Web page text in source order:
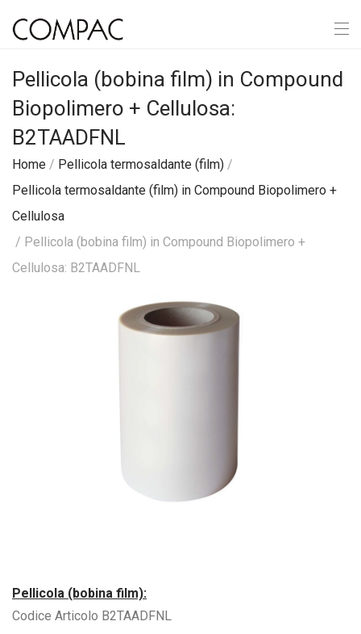
Pellicola (bobina film) in Compound
Biopolimero + Cellulosa:
B2TAADFNL
Home / Pellicola termosaldante (film) /
Pellicola termosaldante (film) in Compound Biopolimero +
Cellulosa
/ Pellicola (bobina film) in Compound Biopolimero +
Cellulosa: B2TAADFNL
Pellicola (bobina film):
Codice Articolo B2TAADFNL